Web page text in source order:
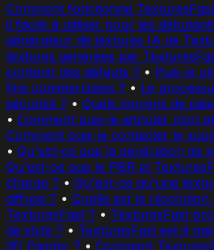
Comment fonctionne
il facile à utiliser pour les
générateur de textures IA de
textures générées par
contenir des défauts ? • Puis-je
fins commerciales ? • Le
sécurisé ? • Quels moyens de
• Comment puis-je annuler mon
Comment puis-je contacter le
• Qu'est-ce que la génération de
Qu'est-ce que le PBR et
charge ? • Qu'est-ce qu'une
diffuse ? • Quelle est la résolution
TexturesFast ? • TexturesFast
de style ? • TexturesFast est-il
3D Painter ? • Comment